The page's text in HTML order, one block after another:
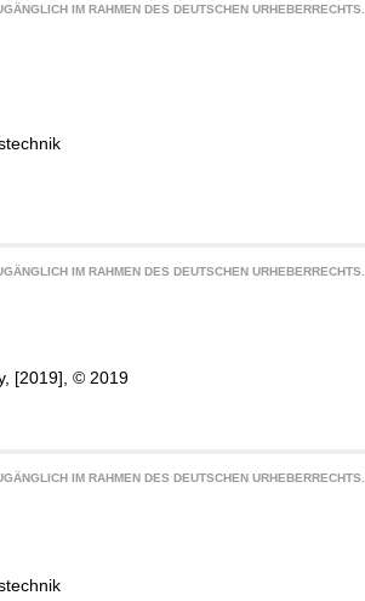
IM RAHMEN DES DEUTSCHEN URHEBERRECHTS.
IM RAHMEN DES DEUTSCHEN URHEBERRECHTS.
[2019], © 2019
IM RAHMEN DES DEUTSCHEN URHEBERRECHTS.